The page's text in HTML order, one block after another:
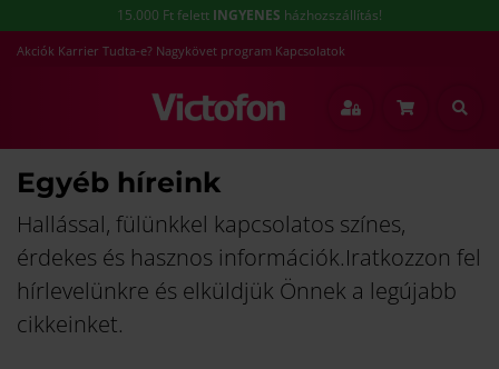
15.000 Ft felett INGYENES házhozszállítás!
Akciók Karrier Tudta-e? Nagykövet program Kapcsolatok
Egyéb híreink
Hallással, fülünkkel kapcsolatos színes,
érdekes és hasznos információk.Iratkozzon fel
hírlevelünkre és elküldjük Önnek a legújabb
cikkeinket.